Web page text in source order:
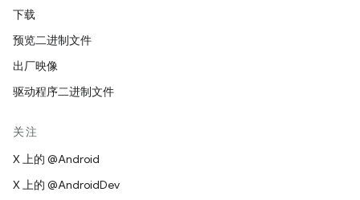
下载
预览二进制文件
出厂映像
驱动程序二进制文件
关注
X 上的 @Android
X 上的 @AndroidDev